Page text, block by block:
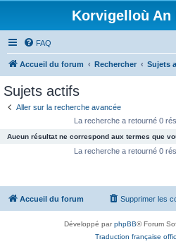
Korvigelloù An
FAQ
Accueil du forum Rechercher Sujets
Sujets actifs
Aller sur la recherche avancée
La recherche a retourné 0
Aucun résultat ne correspond aux termes que
La recherche a retourné 0
Accueil du forum Supprimer les
Développé parphpBB® Forum
Traduction française